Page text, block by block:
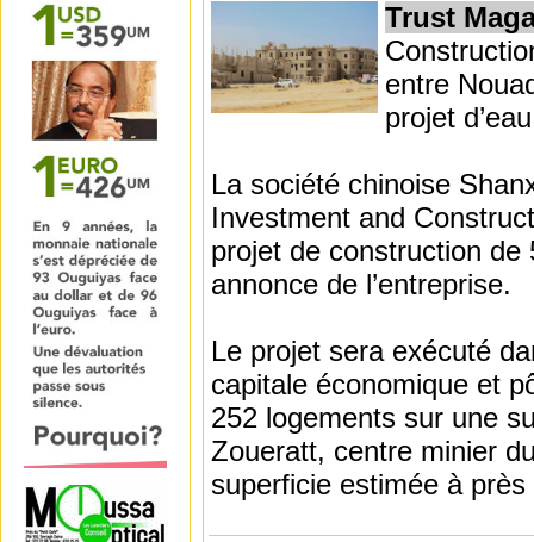
Trust
entre
projet
La société chinoise
Investment and
projet de construction
annonce de l’entreprise.
Le projet sera exécuté
capitale économique et
252 logements sur une
Zoueratt, centre minier
superficie estimée à